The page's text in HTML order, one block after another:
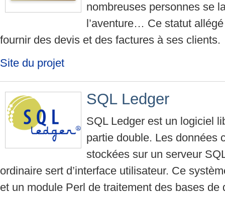
nombreuses personnes se
l’aventure… Ce statut
fournir des devis et des factures à ses clients.
Site du projet
SQL Ledger
SQL Ledger est un logiciel
partie double. Les données
stockées sur un serveur
ordinaire sert d’interface utilisateur. Ce
et un module Perl de traitement des bases de